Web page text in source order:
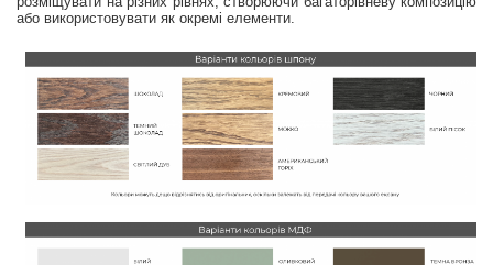
або використовувати як окремі елементи.